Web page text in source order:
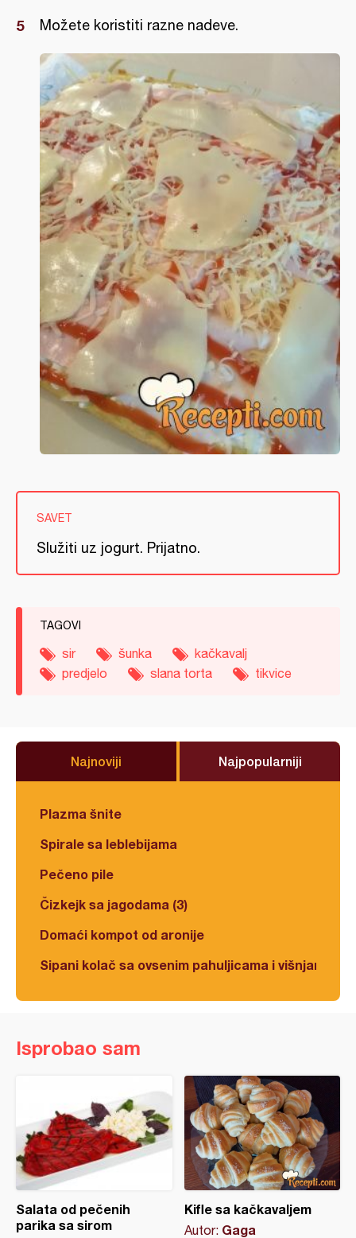
Možete koristiti razne nadeve.
SAVET
Služiti uz jogurt. Prijatno.
TAGOVI
sir šunka
kačkavalj
predjelo
slana torta tikvice
Najnoviji Najpopularniji
Plazma šnite
Spirale sa leblebijama
Pečeno pile
Čizkejk sa jagodama (3)
Domaći kompot od aronije
Sipani kolač sa ovsenim pahuljicama i višnjama
Isprobao sam
Salata od pečenih
parika sa sirom
Kifle sa kačkavaljem
Autor: Gaga